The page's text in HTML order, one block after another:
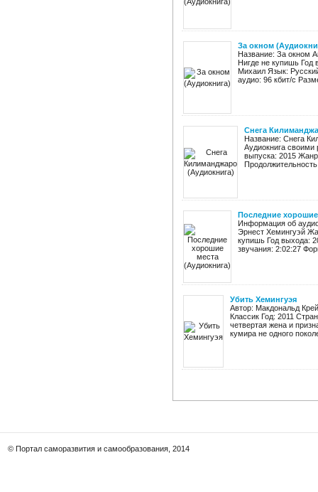
За окном
Название: За окном
Нигде не купишь Год
Михаил Язык:
аудио: 96 кбит/c
Снега
Название: Снега
Аудиокнига своими
выпуска: 2015
Последние
Информация об
Эрнест Хемингуэй
купишь Год выхода:
звучания: 2:02:27
Убить Хемингуэя
Автор: Макдональд
Классик Год: 2011
четвертая жена и
кумира не одного
© Портал саморазвития и самообразования, 2014